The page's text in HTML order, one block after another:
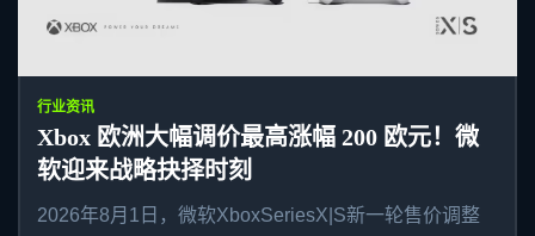
行业资讯
Xbox 欧洲大幅调价最高涨幅 200 欧元！微
软迎来战略抉择时刻
2026年8月1日，微软XboxSeriesX|S新一轮售价调整